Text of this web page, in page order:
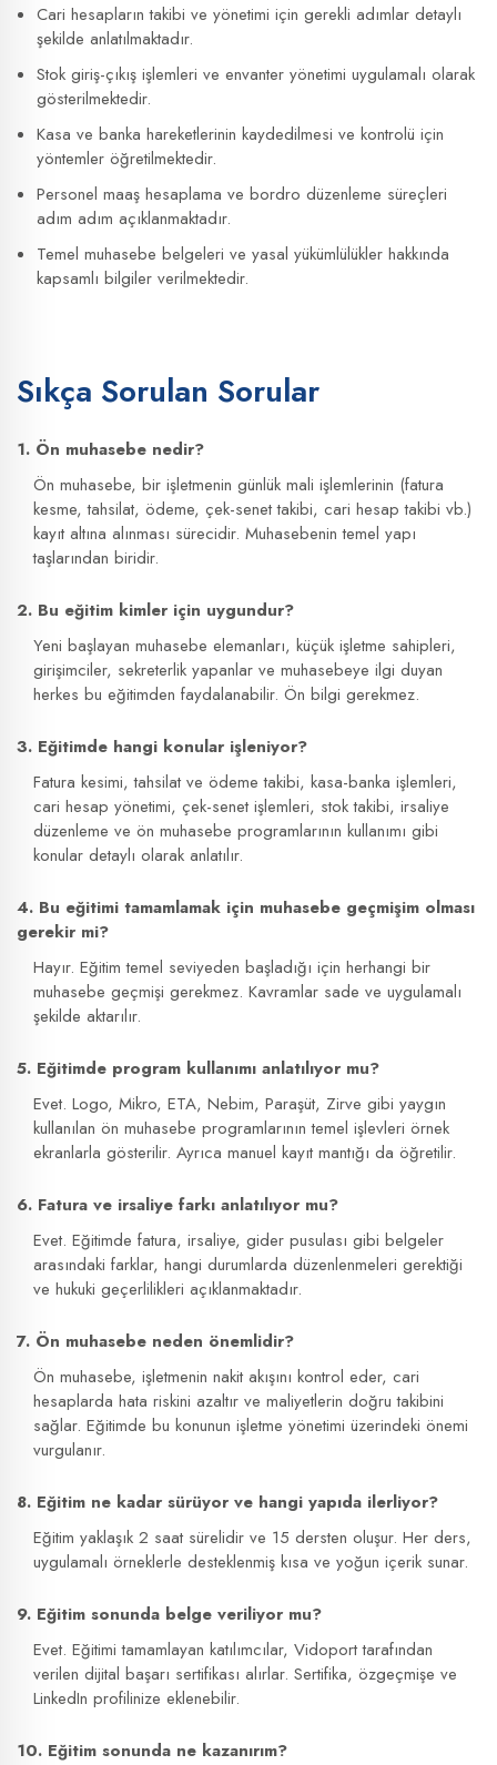
Cari hesapların takibi ve yönetimi için gerekli adımlar detaylı
şekilde anlatılmaktadır.
Stok giriş-çıkış işlemleri ve envanter yönetimi uygulamalı olarak
gösterilmektedir.
Kasa ve banka hareketlerinin kaydedilmesi ve kontrolü için
yöntemler öğretilmektedir.
Personel maaş hesaplama ve bordro düzenleme süreçleri
adım adım açıklanmaktadır.
Temel muhasebe belgeleri ve yasal yükümlülükler hakkında
kapsamlı bilgiler verilmektedir.
Sıkça Sorulan Sorular
1. Ön muhasebe nedir?
Ön muhasebe, bir işletmenin günlük mali işlemlerinin (fatura
kesme, tahsilat, ödeme, çek-senet takibi, cari hesap takibi vb.)
kayıt altına alınması sürecidir. Muhasebenin temel yapı
taşlarından biridir.
2. Bu eğitim kimler için uygundur?
Yeni başlayan muhasebe elemanları, küçük işletme sahipleri,
girişimciler, sekreterlik yapanlar ve muhasebeye ilgi duyan
herkes bu eğitimden faydalanabilir. Ön bilgi gerekmez.
3. Eğitimde hangi konular işleniyor?
Fatura kesimi, tahsilat ve ödeme takibi, kasa-banka işlemleri,
cari hesap yönetimi, çek-senet işlemleri, stok takibi, irsaliye
düzenleme ve ön muhasebe programlarının kullanımı gibi
konular detaylı olarak anlatılır.
4. Bu eğitimi tamamlamak için muhasebe geçmişim olması
gerekir mi?
Hayır. Eğitim temel seviyeden başladığı için herhangi bir
muhasebe geçmişi gerekmez. Kavramlar sade ve uygulamalı
şekilde aktarılır.
5. Eğitimde program kullanımı anlatılıyor mu?
Evet. Logo, Mikro, ETA, Nebim, Paraşüt, Zirve gibi yaygın
kullanılan ön muhasebe programlarının temel işlevleri örnek
ekranlarla gösterilir. Ayrıca manuel kayıt mantığı da öğretilir.
6. Fatura ve irsaliye farkı anlatılıyor mu?
Evet. Eğitimde fatura, irsaliye, gider pusulası gibi belgeler
arasındaki farklar, hangi durumlarda düzenlenmeleri gerektiği
ve hukuki geçerlilikleri açıklanmaktadır.
7. Ön muhasebe neden önemlidir?
Ön muhasebe, işletmenin nakit akışını kontrol eder, cari
hesaplarda hata riskini azaltır ve maliyetlerin doğru takibini
sağlar. Eğitimde bu konunun işletme yönetimi üzerindeki önemi
vurgulanır.
8. Eğitim ne kadar sürüyor ve hangi yapıda ilerliyor?
Eğitim yaklaşık 2 saat sürelidir ve 15 dersten oluşur. Her ders,
uygulamalı örneklerle desteklenmiş kısa ve yoğun içerik sunar.
9. Eğitim sonunda belge veriliyor mu?
Evet. Eğitimi tamamlayan katılımcılar, Vidoport tarafından
verilen dijital başarı sertifikası alırlar. Sertifika, özgeçmişe ve
LinkedIn profilinize eklenebilir.
10. Eğitim sonunda ne kazanırım?